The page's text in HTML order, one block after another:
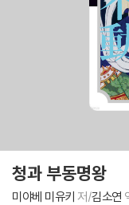
청과 부동명왕
미야베 미유키 저/김소연